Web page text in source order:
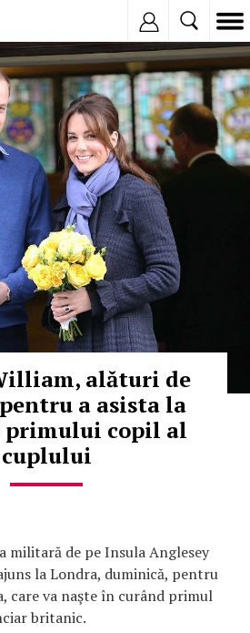
alături de
a asista la
primului copil al
cuplului
militară de pe Insula Anglesey
la Londra, duminică, pentru
care va naşte în curând primul
britanic.